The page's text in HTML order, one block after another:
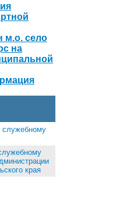
м.о. село
на
служебному
края